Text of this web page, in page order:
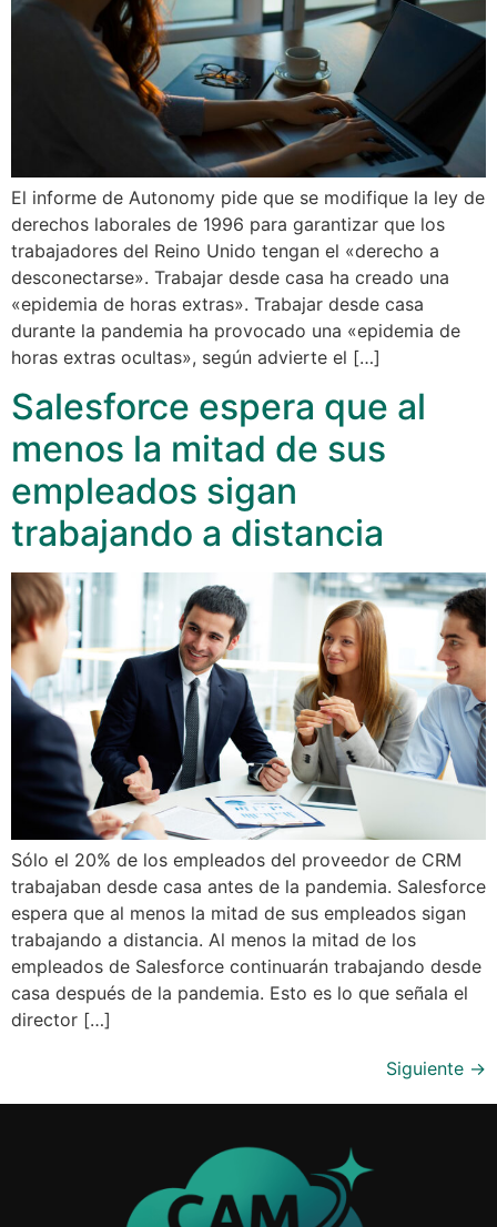
El informe de Autonomy pide que se modifique la ley de
derechos laborales de 1996 para garantizar que los
trabajadores del Reino Unido tengan el «derecho a
desconectarse». Trabajar desde casa ha creado una
«epidemia de horas extras». Trabajar desde casa
durante la pandemia ha provocado una «epidemia de
horas extras ocultas», según advierte el […]
Salesforce espera que al
menos la mitad de sus
empleados sigan
trabajando a distancia
Sólo el 20% de los empleados del proveedor de CRM
trabajaban desde casa antes de la pandemia. Salesforce
espera que al menos la mitad de sus empleados sigan
trabajando a distancia. Al menos la mitad de los
empleados de Salesforce continuarán trabajando desde
casa después de la pandemia. Esto es lo que señala el
director […]
Siguiente →